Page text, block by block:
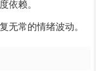
依赖。
无常的情绪波动。